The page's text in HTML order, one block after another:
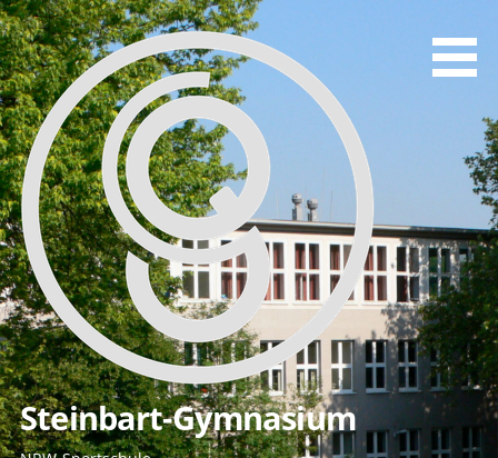
Zum
Inhalt
springen
Steinbart-Gymnasium